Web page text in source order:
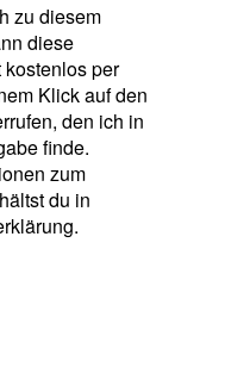
zu diesem
diese
per
Klick auf den
den ich in
finde.
zum
du in